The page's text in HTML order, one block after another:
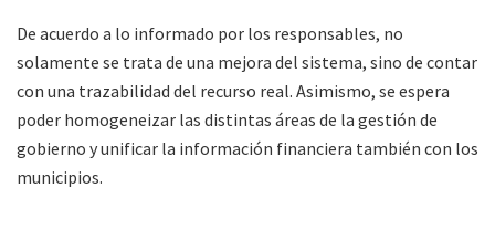
De acuerdo a lo informado por los responsables, no
solamente se trata de una mejora del sistema, sino de contar
con una trazabilidad del recurso real. Asimismo, se espera
poder homogeneizar las distintas áreas de la gestión de
gobierno y unificar la información financiera también con los
municipios.